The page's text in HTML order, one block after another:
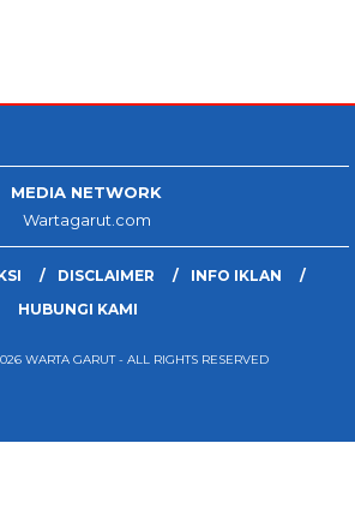
MEDIA NETWORK
Wartagarut.com
DISCLAIMER
INFO IKLAN
HUBUNGI KAMI
WARTA GARUT - ALL RIGHTS RESERVED